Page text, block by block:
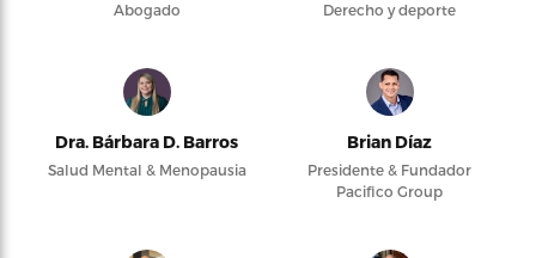
Abogado Derecho y deporte
Dra. Bárbara D. Barros
Salud Mental & Menopausia
Brian Díaz
Presidente & Fundador
Pacifico Group